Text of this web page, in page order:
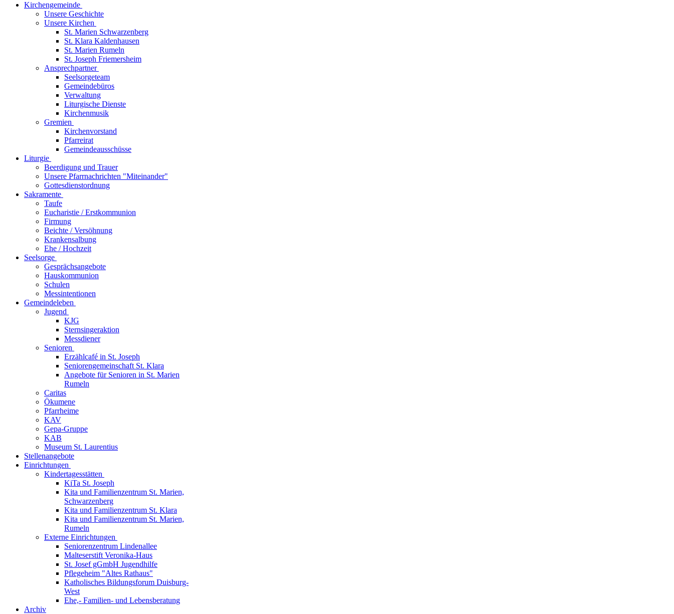
Kirchengemeinde
Unsere Geschichte
Unsere Kirchen
St. Marien Schwarzenberg
St. Klara Kaldenhausen
St. Marien Rumeln
St. Joseph Friemersheim
Ansprechpartner
Seelsorgeteam
Gemeindebüros
Verwaltung
Liturgische Dienste
Kirchenmusik
Gremien
Kirchenvorstand
Pfarreirat
Gemeindeausschüsse
Liturgie
Beerdigung und Trauer
Unsere Pfarrnachrichten "Miteinander"
Gottesdienstordnung
Sakramente
Taufe
Eucharistie / Erstkommunion
Firmung
Beichte / Versöhnung
Krankensalbung
Ehe / Hochzeit
Seelsorge
Gesprächsangebote
Hauskommunion
Schulen
Messintentionen
Gemeindeleben
Jugend
KJG
Sternsingeraktion
Messdiener
Senioren
Erzählcafé in St. Joseph
Seniorengemeinschaft St. Klara
Angebote für Senioren in St. Marien
Rumeln
Caritas
Ökumene
Pfarrheime
KAV
Gepa-Gruppe
KAB
Museum St. Laurentius
Stellenangebote
Einrichtungen
Kindertagesstätten
KiTa St. Joseph
Kita und Familienzentrum St. Marien,
Schwarzenberg
Kita und Familienzentrum St. Klara
Kita und Familienzentrum St. Marien,
Rumeln
Externe Einrichtungen
Seniorenzentrum Lindenallee
Malteserstift Veronika-Haus
St. Josef gGmbH Jugendhilfe
Pflegeheim "Altes Rathaus"
Katholisches Bildungsforum Duisburg-
West
Ehe,- Familien- und Lebensberatung
Archiv